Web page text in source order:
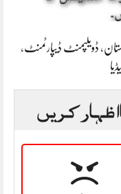
، ڈویلپمنٹ ڈیپارٹمنٹ،
اظہار کریں